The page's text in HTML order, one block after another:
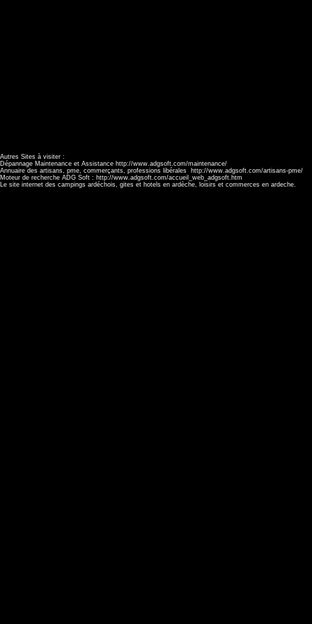
Autres Sites à visiter :
Dépannage Maintenance et Assistance http://www.adgsoft.com/maintenance/
Annuaire des artisans, pme, commerçants, professions libérales http://www.adgsoft.com/artisans-pme/
Moteur de recherche ADG Soft : http://www.adgsoft.com/accueil_web_adgsoft.htm
Le site internet des campings ardéchois, gites et hotels en ardèche, loisirs et commerces en ardeche.